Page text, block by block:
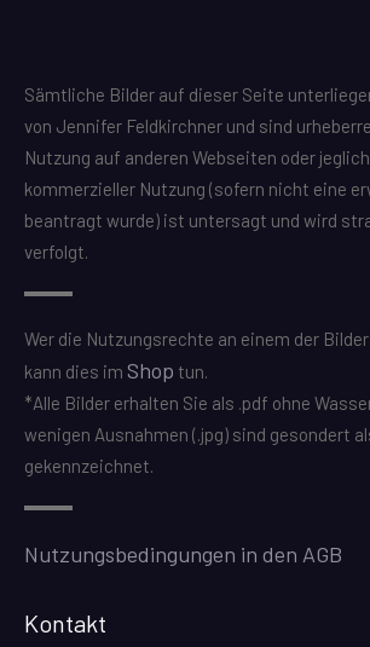
Sämtliche Bilder auf dieser Seite
von Jennifer Feldkirchner und sind
Nutzung auf anderen Webseiten oder
kommerzieller Nutzung (sofern nicht eine
beantragt wurde) ist untersagt und wird
verfolgt.
Wer die Nutzungsrechte an einem der
kann dies im Shop tun.
*Alle Bilder erhalten Sie als .pdf ohne
wenigen Ausnahmen (.jpg) sind gesondert
gekennzeichnet.
Nutzungsbedingungen in den AGB
Kontakt